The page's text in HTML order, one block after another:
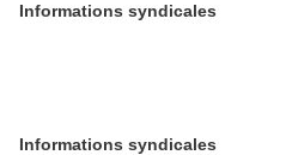
Informations syndicales
Informations syndicales